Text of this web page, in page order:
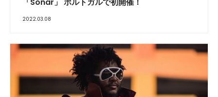
「Sonar」 ポルトガルで初開催！
2022.03.08